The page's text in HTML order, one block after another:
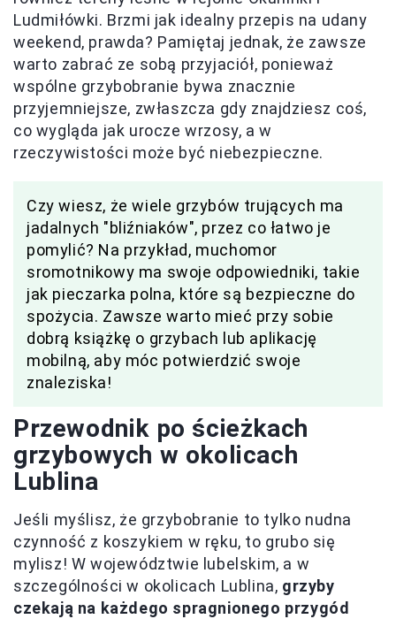
Ludmiłówki. Brzmi jak idealny przepis na udany
weekend, prawda? Pamiętaj jednak, że zawsze
warto zabrać ze sobą przyjaciół, ponieważ
wspólne grzybobranie bywa znacznie
przyjemniejsze, zwłaszcza gdy znajdziesz coś,
co wygląda jak urocze wrzosy, a w
rzeczywistości może być niebezpieczne.
Czy wiesz, że wiele grzybów trujących ma
jadalnych "bliźniaków", przez co łatwo je
pomylić? Na przykład, muchomor
sromotnikowy ma swoje odpowiedniki, takie
jak pieczarka polna, które są bezpieczne do
spożycia. Zawsze warto mieć przy sobie
dobrą książkę o grzybach lub aplikację
mobilną, aby móc potwierdzić swoje
znaleziska!
Przewodnik po ścieżkach
grzybowych w okolicach
Lublina
Jeśli myślisz, że grzybobranie to tylko nudna
czynność z koszykiem w ręku, to grubo się
mylisz! W województwie lubelskim, a w
szczególności w okolicach Lublina, grzyby
czekają na każdego spragnionego przygód